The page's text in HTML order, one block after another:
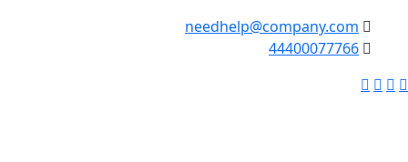
needhelp@company.com
44400077766